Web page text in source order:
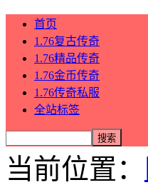
首页
1.76复古传奇
1.76精品传奇
1.76金币传奇
1.76传奇私服
全站标签
当前位置：